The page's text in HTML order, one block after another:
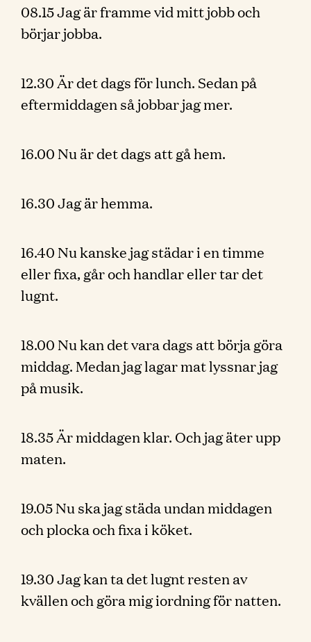
08.15 Jag är framme vid mitt jobb och
börjar jobba.
12.30 Är det dags för lunch. Sedan på
eftermiddagen så jobbar jag mer.
16.00 Nu är det dags att gå hem.
16.30 Jag är hemma.
16.40 Nu kanske jag städar i en timme
eller fixa, går och handlar eller tar det
lugnt.
18.00 Nu kan det vara dags att börja göra
middag. Medan jag lagar mat lyssnar jag
på musik.
18.35 Är middagen klar. Och jag äter upp
maten.
19.05 Nu ska jag städa undan middagen
och plocka och fixa i köket.
19.30 Jag kan ta det lugnt resten av
kvällen och göra mig iordning för natten.